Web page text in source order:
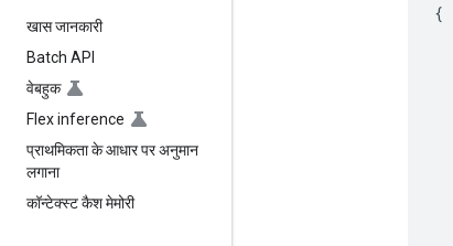
खास जानकारी
Batch API
वेबहुक
Flex inference
प्राथमिकता के आधार पर अनुमान
लगाना
कॉन्टेक्स्ट कैश मेमोरी
{